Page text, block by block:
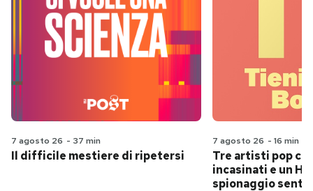
7 agosto 26 - 37 min
Il difficile mestiere di ripetersi
7 agosto 26 - 16 min
Tre artisti pop
incasinati e un
spionaggio